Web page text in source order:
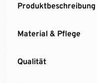
Produktbeschreibung
Material & Pflege
Qualität